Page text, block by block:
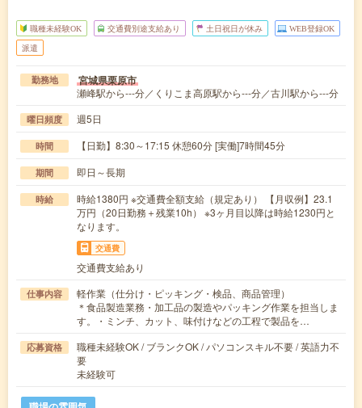
職種未経験OK 交通費別途支給あり 土日祝日が休み WEB登録OK
派遣
勤務地 宮城県栗原市
瀬峰駅から---分／くりこま高原駅から---分／古川駅から---分
曜日頻度 週5日
時間 【日勤】8:30～17:15 休憩60分 [実働]7時間45分
期間 即日～長期
時給
時給1380円 ※交通費全額支給（規定あり） 【月収例】23.1
万円（20日勤務＋残業10h） ※3ヶ月目以降は時給1230円と
なります。
交通費
交通費支給あり
仕事内容
軽作業（仕分け・ピッキング・検品、商品管理）
＊食品製造業務・加工品の製造やパッキング作業を担当しま
す。・ミンチ、カット、味付けなどの工程で製品を…
応募資格
職種未経験OK / ブランクOK / パソコンスキル不要 / 英語力不
要
未経験可